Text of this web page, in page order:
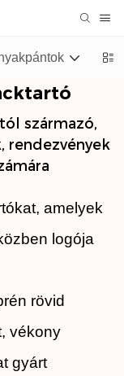
származó,
rendezvények
amelyek
logója
rövid
vékony
gyárt